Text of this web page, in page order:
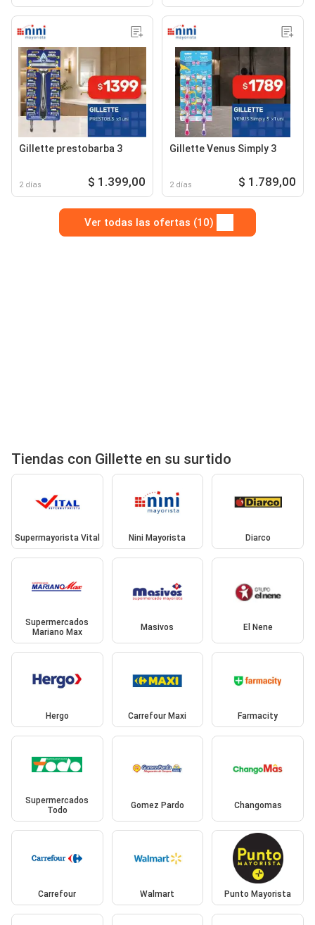
Gillette prestobarba 3
2 días $ 1.399,00
Gillette Venus Simply 3
2 días $ 1.789,00
Ver todas las ofertas (10)
Tiendas con Gillette en su surtido
Supermayorista Vital Nini Mayorista Diarco
Supermercados
Mariano Max
Masivos El Nene
Hergo Carrefour Maxi Farmacity
Supermercados
Todo
Gomez Pardo Changomas
Carrefour Walmart Punto Mayorista